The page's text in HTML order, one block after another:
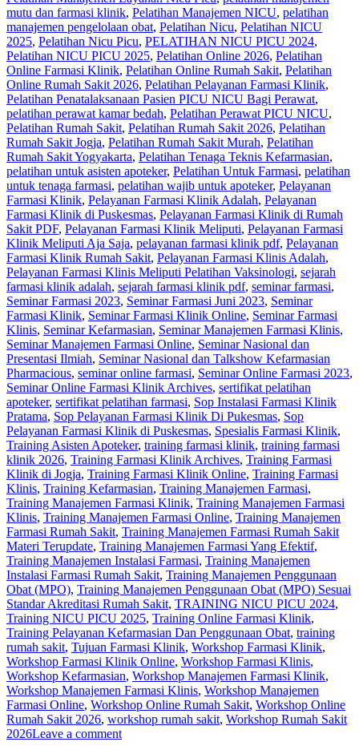
mutu dan farmasi klinik, Pelatihan Manajemen NICU, pelatihan
manajemen pengelolaan obat, Pelatihan Nicu, Pelatihan NICU
2025, Pelatihan Nicu Picu, PELATIHAN NICU PICU 2024,
Pelatihan NICU PICU 2025, Pelatihan Online 2026, Pelatihan
Online Farmasi Klinik, Pelatihan Online Rumah Sakit, Pelatihan
Online Rumah Sakit 2026, Pelatihan Pelayanan Farmasi Klinik,
Pelatihan Penatalaksanaan Pasien PICU NICU Bagi Perawat,
pelatihan perawat kamar bedah, Pelatihan Perawat PICU NICU,
Pelatihan Rumah Sakit‎, Pelatihan Rumah Sakit 2026, Pelatihan
Rumah Sakit Jogja, Pelatihan Rumah Sakit Murah, Pelatihan
Rumah Sakit Yogyakarta, Pelatihan Tenaga Teknis Kefarmasian,
pelatihan untuk asisten apoteker, Pelatihan Untuk Farmasi, pelatihan
untuk tenaga farmasi, pelatihan wajib untuk apoteker, Pelayanan
Farmasi Klinik, Pelayanan Farmasi Klinik Adalah, Pelayanan
Farmasi Klinik di Puskesmas, Pelayanan Farmasi Klinik di Rumah
Sakit PDF, Pelayanan Farmasi Klinik Meliputi, Pelayanan Farmasi
Klinik Meliputi Aja Saja, pelayanan farmasi klinik pdf, Pelayanan
Farmasi Klinik Rumah Sakit, Pelayanan Farmasi Klinis Adalah,
Pelayanan Farmasi Klinis Meliputi Pelatihan Vaksinologi, sejarah
farmasi klinik adalah, sejarah farmasi klinik pdf, seminar farmasi,
Seminar Farmasi 2023, Seminar Farmasi Juni 2023, Seminar
Farmasi Klinik, Seminar Farmasi Klinik Online, Seminar Farmasi
Klinis, Seminar Kefarmasian, Seminar Manajemen Farmasi Klinis,
Seminar Manajemen Farmasi Online, Seminar Nasional dan
Presentasi Ilmiah, Seminar Nasional dan Talkshow Kefarmasian
Pharmacious, seminar online farmasi, Seminar Online Farmasi 2023,
Seminar Online Farmasi Klinik Archives, sertifikat pelatihan
apoteker, sertifikat pelatihan farmasi, Sop Instalasi Farmasi Klinik
Pratama, Sop Pelayanan Farmasi Klinik Di Pukesmas, Sop
Pelayanan Farmasi Klinik di Puskesmas, Spesialis Farmasi Klinik,
Training Asisten Apoteker, training farmasi klinik, training farmasi
klinik 2026, Training Farmasi Klinik Archives, Training Farmasi
Klinik di Jogja, Training Farmasi Klinik Online, Training Farmasi
Klinis, Training Kefarmasian, Training Manajemen Farmasi,
Training Manajemen Farmasi Klinik, Training Manajemen Farmasi
Klinis, Training Manajemen Farmasi Online, Training Manajemen
Farmasi Rumah Sakit, Training Manajemen Farmasi Rumah Sakit
Materi Terupdate, Training Manajemen Farmasi Yang Efektif,
Training Manajemen Instalasi Farmasi, Training Manajemen
Instalasi Farmasi Rumah Sakit, Training Manajemen Penggunaan
Obat (MPO), Training Manajemen Penggunaan Obat (MPO) Sesuai
Standar Akreditasi Rumah Sakit, TRAINING NICU PICU 2024,
Training NICU PICU 2025, Training Online Farmasi Klinik,
Training Pelayanan Kefarmasian Dan Penggunaan Obat, training
rumah sakit, Tujuan Farmasi Klinik, Workshop Farmasi Klinik,
Workshop Farmasi Klinik Online, Workshop Farmasi Klinis,
Workshop Kefarmasian, Workshop Manajemen Farmasi Klinik,
Workshop Manajemen Farmasi Klinis, Workshop Manajemen
Farmasi Online, Workshop Online Rumah Sakit, Workshop Online
Rumah Sakit 2026, workshop rumah sakit, Workshop Rumah Sakit
2026Leave a comment